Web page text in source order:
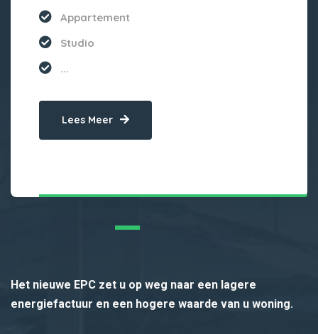
Appartement
Studio
...
Lees Meer
Het nieuwe EPC zet u op weg naar een lagere
energiefactuur en een hogere waarde van u woning.